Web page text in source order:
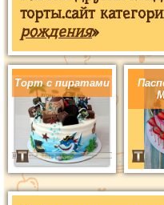
торты.сайт
рождения»
Торт с пиратами